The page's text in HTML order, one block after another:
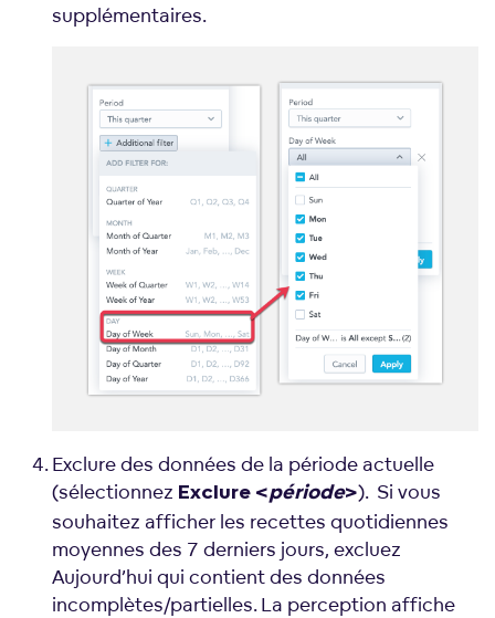
supplémentaires.
Exclure des données de la période actuelle
(sélectionnez Exclure <période>). Si vous
souhaitez afficher les recettes quotidiennes
moyennes des 7 derniers jours, excluez
Aujourd’hui qui contient des données
incomplètes/partielles. La perception affiche